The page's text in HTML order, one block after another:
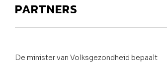
PARTNERS
De minister van Volksgezondheid bepaalt